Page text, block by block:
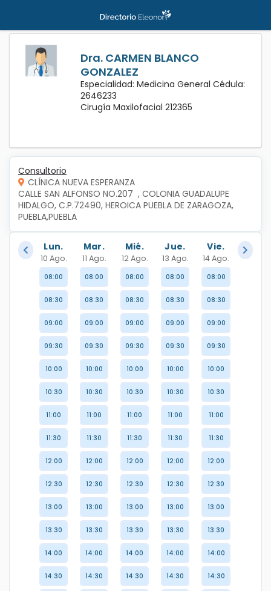
Dra. CARMEN BLANCO
GONZALEZ
Especialidad: Medicina General Cédula:
2646233
Cirugía Maxilofacial 212365
Consultorio
CLÍNICA NUEVA ESPERANZA
CALLE SAN ALFONSO NO.207  , COLONIA GUADALUPE
HIDALGO, C.P.72490, HEROICA PUEBLA DE ZARAGOZA,
PUEBLA,PUEBLA
Lun.
10 Ago.
Mar.
11 Ago.
Mié.
12 Ago.
Jue.
13 Ago.
Vie.
14 Ago.
08:00
08:30
09:00
09:30
10:00
10:30
11:00
11:30
12:00
12:30
13:00
13:30
14:00
14:30
08:00
08:30
09:00
09:30
10:00
10:30
11:00
11:30
12:00
12:30
13:00
13:30
14:00
14:30
08:00
08:30
09:00
09:30
10:00
10:30
11:00
11:30
12:00
12:30
13:00
13:30
14:00
14:30
08:00
08:30
09:00
09:30
10:00
10:30
11:00
11:30
12:00
12:30
13:00
13:30
14:00
14:30
08:00
08:30
09:00
09:30
10:00
10:30
11:00
11:30
12:00
12:30
13:00
13:30
14:00
14:30